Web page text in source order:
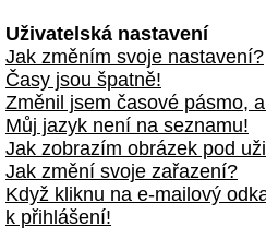
Uživatelská nastavení
Jak změním svoje nastavení?
Časy jsou špatně!
Změnil jsem časové pásmo,
Můj jazyk není na seznamu!
Jak zobrazím obrázek pod
Jak změní svoje zařazení?
Když kliknu na e-mailový
k přihlášení!